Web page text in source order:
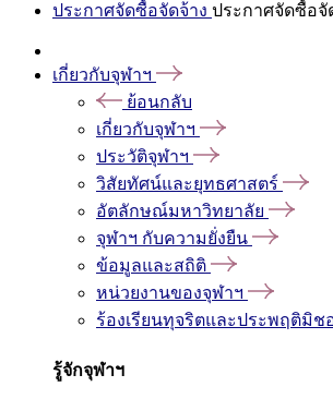
ประกาศจัดซื้อจัดจ้าง ประกาศจัดซื้อจั
เกี่ยวกับจุฬาฯ
ย้อนกลับ
เกี่ยวกับจุฬาฯ
ประวัติจุฬาฯ
วิสัยทัศน์และยุทธศาสตร์
อัตลักษณ์มหาวิทยาลัย
จุฬาฯ กับความยั่งยืน
ข้อมูลและสถิติ
หน่วยงานของจุฬาฯ
ร้องเรียนทุจริตและประพฤติมิช
รู้จักจุฬาฯ